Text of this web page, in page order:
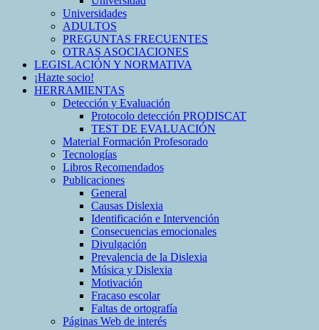
Universidades
ADULTOS
PREGUNTAS FRECUENTES
OTRAS ASOCIACIONES
LEGISLACIÓN Y NORMATIVA
¡Hazte socio!
HERRAMIENTAS
Detección y Evaluación
Protocolo detección PRODISCAT
TEST DE EVALUACIÓN
Material Formación Profesorado
Tecnologías
Libros Recomendados
Publicaciones
General
Causas Dislexia
Identificación e Intervención
Consecuencias emocionales
Divulgación
Prevalencia de la Dislexia
Música y Dislexia
Motivación
Fracaso escolar
Faltas de ortografía
Páginas Web de interés